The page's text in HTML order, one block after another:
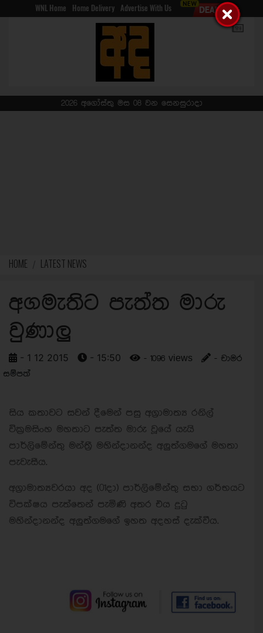
WNL Home Home Delivery Advertise With Us
2026 අගෝස්තු මස 08 වන සෙනසුරාදා
HOME LATEST NEWS
අගමැතිට පැත්ත මාරු
වුණාලු
- 1 12 2015 - 15:50 - 1096 views
- චාමර
සම්පත්
සිය කතාවට සවන් දීමෙන් පසු අග්‍රාමාත්‍ය රනිල්
වික්‍රමසිංහ මහතාට පැත්ත මාරු වූයේ යැයි
පාර්ලිමේන්තු මන්ත්‍රී මහින්දානන්ද අලුත්ගමගේ මහතා
පැවැසීය.
අග්‍රාමාත්‍යවරයා අද (01දා) පාර්ලිමේන්තු සභා ගර්භයට
විපක්ෂය පැත්තෙන් පැමිණි අතර එය දුටු
මහින්දානන්ද අලුත්ගමගේ ඉහත අදහස් දැක්වීය.